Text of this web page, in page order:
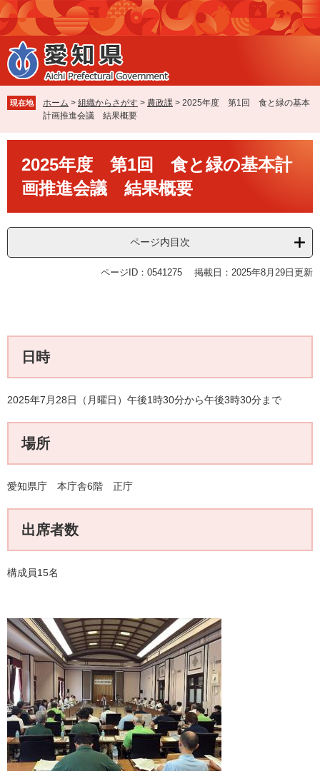
ペ
ー
ジ
の
先
で
す
メ
ニ
ュ
ー
を
ば
し
本
現在地 ホーム > 組織からさがす > 農政課 > 2025年度 第1回 食と緑の基本
計画推進会議 結果概要
2025年度 第1回 食と緑の基本計
画推進会議 結果概要
ページ内目次
ページID：0541275 掲載日：2025年8月29日更新
日時
2025年7月28日（月曜日）午後1時30分から午後3時30分まで
場所
愛知県庁 本庁舎6階 正庁
出席者数
構成員15名